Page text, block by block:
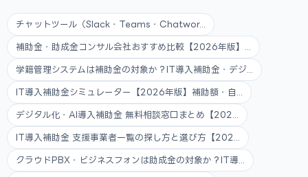
チャットツール（Slack・Teams・Chatwor...
補助金・助成金コンサル会社おすすめ比較【2026年版】...
学籍管理システムは補助金の対象か？IT導入補助金・デジ...
IT導入補助金シミュレーター【2026年版】補助額・自...
デジタル化・AI導入補助金 無料相談窓口まとめ【202...
IT導入補助金 支援事業者一覧の探し方と選び方【202...
クラウドPBX・ビジネスフォンは助成金の対象か？IT導...